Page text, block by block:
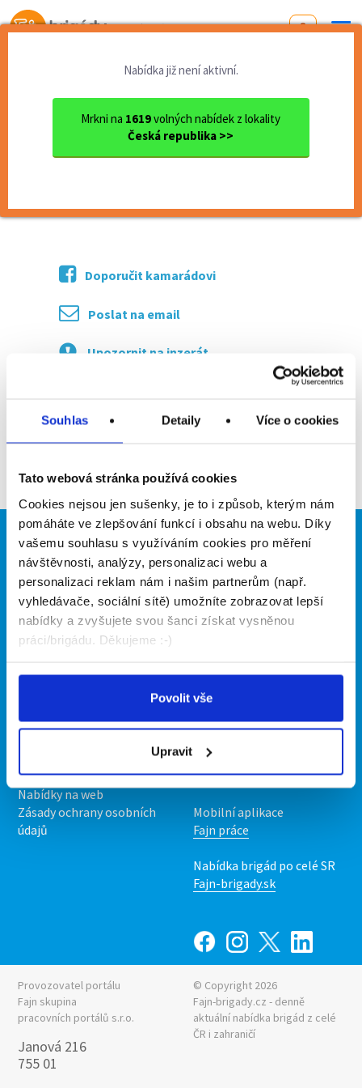
Souhlas Detaily Více o cookies
Tato webová stránka používá cookies
Cookies nejsou jen sušenky, je to i způsob, kterým nám
pomáháte ve zlepšování funkcí i obsahu na webu. Díky
vašemu souhlasu s využíváním cookies pro měření
návštěvnosti, analýzy, personalizaci webu a
personalizaci reklam nám i našim partnerům (např.
vyhledávače, sociální sítě) umožníte zobrazovat lepší
nabídky a zvyšujete svou šanci získat vysněnou
práci/brigádu. Děkujeme :-)
Povolit vše
Upravit
Od první brigády
Nabídka již není aktivní.
Mrkni na 1619volných nabídek z lokality
Česká republika >>
Řidič sk.B
Doporučit kamarádovi
Poslat na email
Upozornit na inzerát
Brigádníci
Články
Hledané brigády
Firmy
Vložit inzerát
Ceník
Propagace
O portálu
O nás
Upravit předvolby cookies
Statistiky pro média
Nabídky na web
Zásady ochrany osobních
údajů
Naše další projekty
Mobilní aplikace
Fajn brigády
Nabídka práce z celé ČR
INwork.cz
Mobilní aplikace
Fajn práce
Nabídka brigád po celé SR
Fajn-brigady.sk
Provozovatel portálu
Fajn skupina
pracovních portálů s.r.o.
Janová 216
755 01
© Copyright 2026
Fajn-brigady.cz - denně
aktuální nabídka brigád z celé
ČR i zahraničí